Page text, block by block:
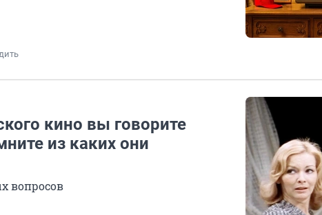
кино вы говорите
из каких они
вопросов